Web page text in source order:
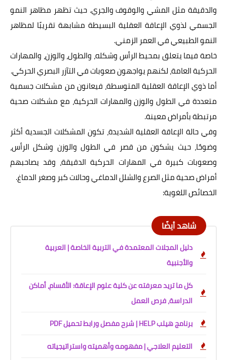
والدقيقة مثل المشي والوقوف والجري. حيث تظهر مظاهر النمو
الجسمي لذوي الإعاقة العقلية البسيطة مشابهة تقريبًا لمظاهر
النمو الطبيعي في العمر الزمني.
خاصة فيما يتعلق بمحيط الرأس وشكله، والطول، والوزن، والمهارات
الحركية العامة، لكنهم يواجهون صعوبات في التآزر البصري الحركي.
أما ذوي الإعاقة العقلية المتوسطة، فيعانون من مشكلات جسمية
متعددة في الطول والوزن والمهارات الحركية، مع مشكلات صحية
مرتبطة بأمراض معينة.
وفي حالة الإعاقة العقلية الشديدة، تكون المشكلات الجسدية أكثر
وضوحًا، حيث يشكون من قصر في الطول والوزن وشكل الرأس،
وصعوبات كبيرة في المهارات الحركية الدقيقة، وقد يصاحبهم
أمراض صحية مثل الصرع والشلل الدماغي وحالات كبر وصغر الدماغ.
الخصائص اللغوية:
شاهد أيضًا
دليل المجلات المعتمدة في التربية الخاصة | العربية
والأجنبية
كل ما تريد معرفته عن كلية علوم الإعاقة: الأقسام، أماكن
الدراسة، فرص العمل
برنامج هيلب HELP | شرح مفصل ورابط تحميل PDF
التعليم العلاجي | مفهومه وأهميته واستراتيجياته